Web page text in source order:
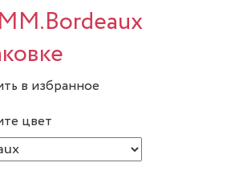
в избранное
цвет